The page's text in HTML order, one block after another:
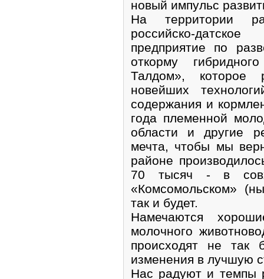
новый импульс
На территории
российско-
предприятие по
откорму
Талдом», которое
новейших
содержания и
года племенной
области и другие
мечта, чтобы мы
районе
70 тысяч - в
«Комсомольском»
так и будет.
Намечаются
молочного
происходят не так
изменения в лучшую
Нас радуют и темпы